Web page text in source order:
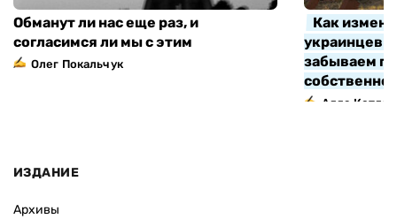
Обманут ли нас еще раз, и
согласимся ли мы с этим
Олег Покальчук
Как
украинцев
забываем
Алла Котляр
ИЗДАНИЕ
Архивы